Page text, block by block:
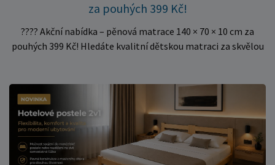
za pouhých 399 Kč!
???? Akční nabídka – pěnová matrace 140 × 70 × 10 cm za
pouhých 399 Kč! Hledáte kvalitní dětskou matraci za skvělou
✅ Pohodlné pěnové jádro pro komfortní spánek dítěte ✅
Skvělá volba do dětských postýlek ✅ Výjimečně výhodná cena
– jen 399 Kč Využijte této mimořádné nabídky a pořiďte
kvalitní matraci za cenu, která patří k nejvýhodnějším na
trhu. Akce platí pouze do vyprodání zásob. Nakupujte chytře a